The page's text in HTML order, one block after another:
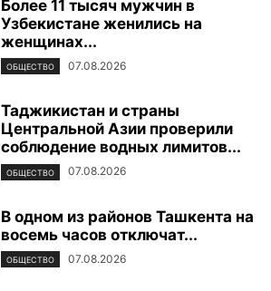
Более 11 тысяч мужчин в
Узбекистане женились на
женщинах...
ОБЩЕСТВО 07.08.2026
Таджикистан и страны
Центральной Азии проверили
соблюдение водных лимитов...
ОБЩЕСТВО 07.08.2026
В одном из районов Ташкента на
восемь часов отключат...
ОБЩЕСТВО 07.08.2026